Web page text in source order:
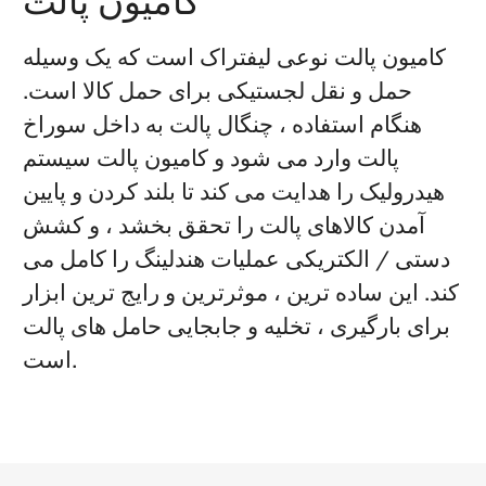
کامیون پالت نوعی لیفتراک است که یک وسیله
حمل و نقل لجستیکی برای حمل کالا است.
هنگام استفاده ، چنگال پالت به داخل سوراخ
پالت وارد می شود و کامیون پالت سیستم
هیدرولیک را هدایت می کند تا بلند کردن و پایین
آمدن کالاهای پالت را تحقق بخشد ، و کشش
دستی / الکتریکی عملیات هندلینگ را کامل می
کند. این ساده ترین ، موثرترین و رایج ترین ابزار
برای بارگیری ، تخلیه و جابجایی حامل های پالت
است.